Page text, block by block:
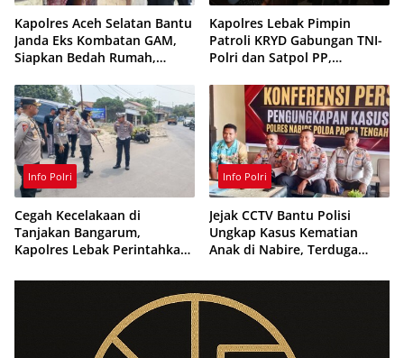
Kapolres Aceh Selatan Bantu
Janda Eks Kombatan GAM,
Siapkan Bedah Rumah,
Usaha
Kapolres Lebak Pimpin
Patroli KRYD Gabungan TNI-
Polri dan Satpol PP,
Balap Liar
Info Polri
Cegah Kecelakaan di
Tanjakan Bangarum,
Kapolres Lebak Perintahkan
Lintas
Info Polri
Jejak CCTV Bantu Polisi
Ungkap Kasus Kematian
Anak di Nabire, Terduga
Jam